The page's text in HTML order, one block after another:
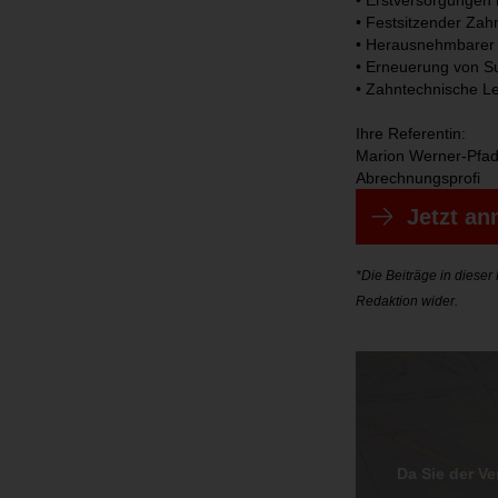
• Festsitzender
•
• Erneuerung von
• Zahntechnische
Ihre Referentin:
Marion Werner-
Abrechnungsprofi
Jetzt
*Die Beiträge in dieser
Redaktion wider.